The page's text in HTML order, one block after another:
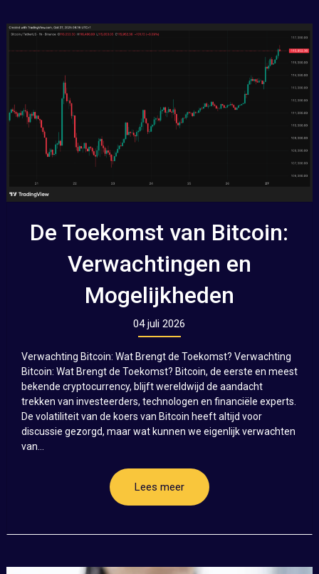
De Toekomst van Bitcoin:
Verwachtingen en
Mogelijkheden
04 juli 2026
Verwachting Bitcoin: Wat Brengt de Toekomst? Verwachting
Bitcoin: Wat Brengt de Toekomst? Bitcoin, de eerste en meest
bekende cryptocurrency, blijft wereldwijd de aandacht
trekken van investeerders, technologen en financiële experts.
De volatiliteit van de koers van Bitcoin heeft altijd voor
discussie gezorgd, maar wat kunnen we eigenlijk verwachten
van...
Lees meer